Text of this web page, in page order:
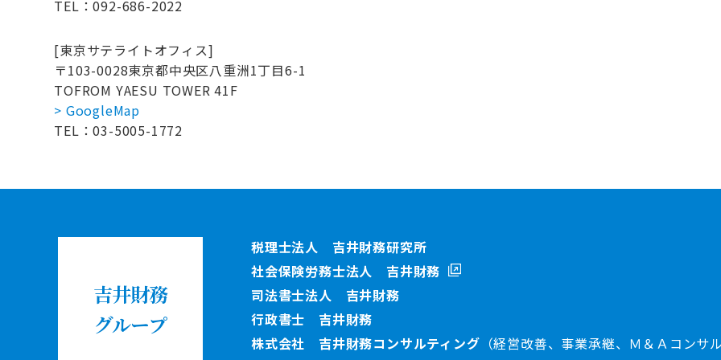
TEL：092-686-2022
[東京サテライトオフィス]
〒103-0028東京都中央区八重洲1丁目6-1
TOFROM YAESU TOWER 41F
> GoogleMap
TEL：03-5005-1772
吉井財務
グループ
税理士法人 吉井財務研究所
社会保険労務士法人 吉井財務
司法書士法人 吉井財務
行政書士 吉井財務
株式会社 吉井財務コンサルティング （経営改善、事業承継、Ｍ＆Ａコンサ